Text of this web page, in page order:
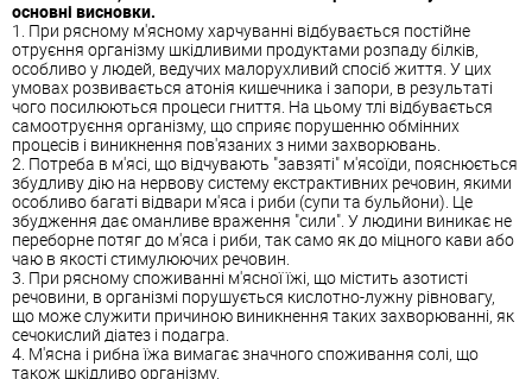
основні висновки.
1. При рясному м'ясному харчуванні відбувається постійне
отруєння організму шкідливими продуктами розпаду білків,
особливо у людей, ведучих малорухливий спосіб життя. У цих
умовах розвивається атонія кишечника і запори, в результаті
чого посилюються процеси гниття. На цьому тлі відбувається
самоотруєння організму, що сприяє порушенню обмінних
процесів і виникнення пов'язаних з ними захворювань.
2. Потреба в м'ясі, що відчувають "завзяті" м'ясоїди, пояснюється
збудливу дію на нервову систему екстрактивних речовин, якими
особливо багаті відвари м'яса і риби (супи та бульйони). Це
збудження дає оманливе враження "сили". У людини виникає не
переборне потяг до м'яса і риби, так само як до міцного кави або
чаю в якості стимулюючих речовин.
3. При рясному споживанні м'ясної їжі, що містить азотисті
речовини, в організмі порушується кислотно-лужну рівновагу,
що може служити причиною виникнення таких захворюванні, як
сечокислий діатез і подагра.
4. М'ясна і рибна їжа вимагає значного споживання солі, що
також шкідливо організму.